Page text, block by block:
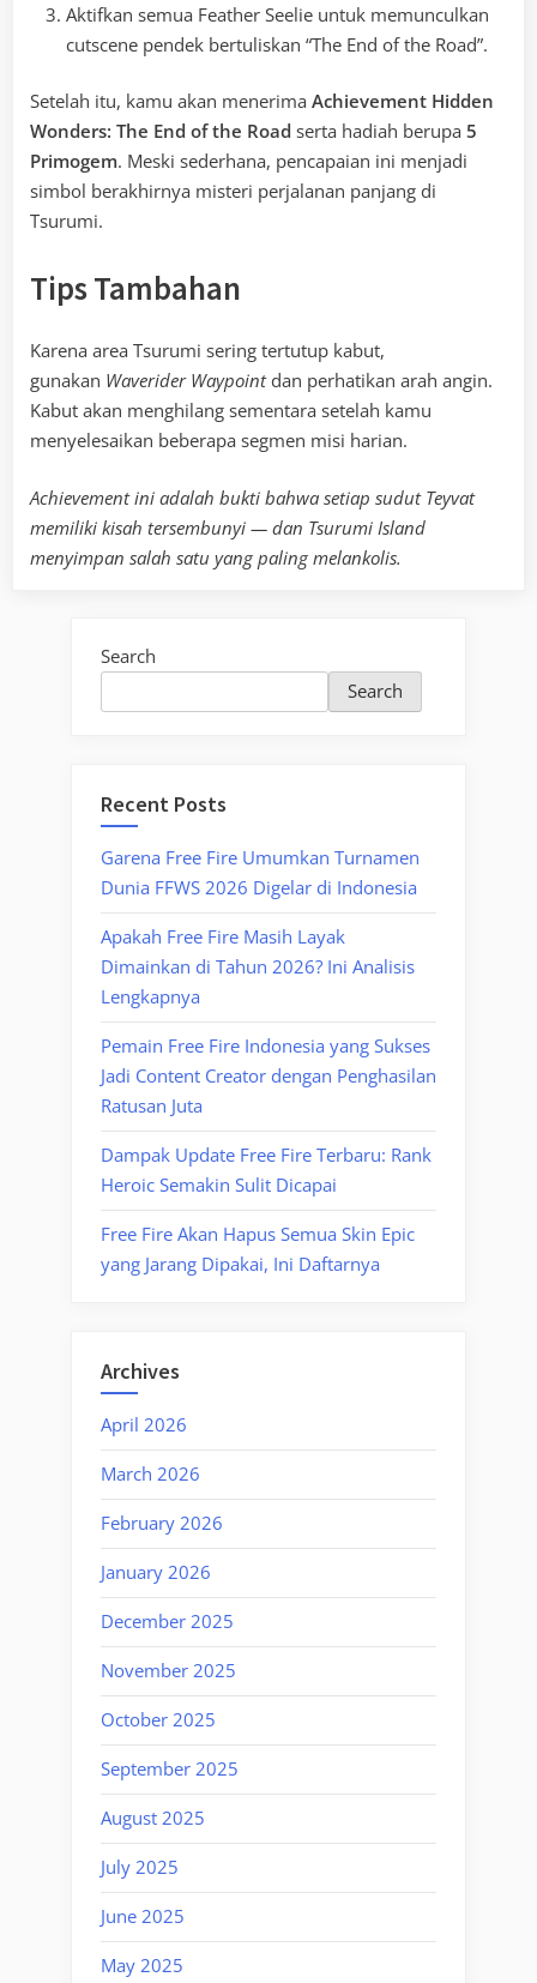
Aktifkan semua Feather Seelie untuk memunculkan
cutscene pendek bertuliskan “The End of the Road”.
Setelah itu, kamu akan menerima Achievement Hidden
Wonders: The End of the Road serta hadiah berupa 5
Primogem. Meski sederhana, pencapaian ini menjadi
simbol berakhirnya misteri perjalanan panjang di
Tsurumi.
Tips Tambahan
Karena area Tsurumi sering tertutup kabut,
gunakan Waverider Waypointdan perhatikan arah angin.
Kabut akan menghilang sementara setelah kamu
menyelesaikan beberapa segmen misi harian.
Achievement ini adalah bukti bahwa setiap sudut Teyvat
memiliki kisah tersembunyi — dan Tsurumi Island
menyimpan salah satu yang paling melankolis.
Search
Search
Recent Posts
Garena Free Fire Umumkan Turnamen
Dunia FFWS 2026 Digelar di Indonesia
Apakah Free Fire Masih Layak
Dimainkan di Tahun 2026? Ini Analisis
Lengkapnya
Pemain Free Fire Indonesia yang Sukses
Jadi Content Creator dengan Penghasilan
Ratusan Juta
Dampak Update Free Fire Terbaru: Rank
Heroic Semakin Sulit Dicapai
Free Fire Akan Hapus Semua Skin Epic
yang Jarang Dipakai, Ini Daftarnya
Archives
April 2026
March 2026
February 2026
January 2026
December 2025
November 2025
October 2025
September 2025
August 2025
July 2025
June 2025
May 2025